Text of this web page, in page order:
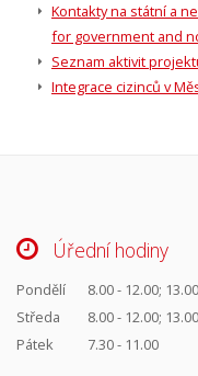
Kontakty na státní a
for government and
Seznam aktivit
Integrace cizinců v
Úřední hodiny
Pondělí
8.00 - 12.00;
Středa
8.00 - 12.00;
Pátek
7.30 - 11.00